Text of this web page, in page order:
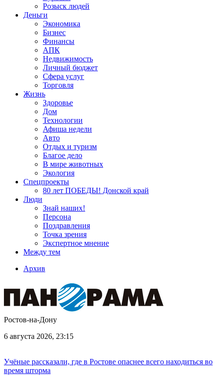
Розыск людей
Деньги
Экономика
Бизнес
Финансы
АПК
Недвижимость
Личный бюджет
Сфера услуг
Торговля
Жизнь
Здоровье
Дом
Технологии
Афиша недели
Авто
Отдых и туризм
Благое дело
В мире животных
Экология
Спецпроекты
80 лет ПОБЕДЫ! Донской край
Люди
Знай наших!
Персона
Поздравления
Точка зрения
Экспертное мнение
Между тем
Архив
Ростов-на-Дону
6 августа 2026, 23:15
Учёные рассказали, где в Ростове опаснее всего находиться во
время шторма